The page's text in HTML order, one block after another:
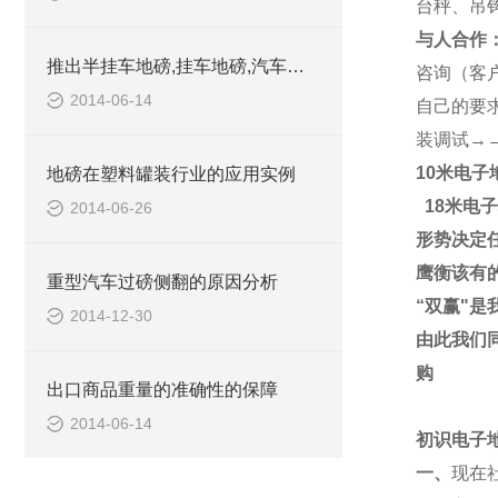
推出半挂车地磅,挂车地磅,汽车地磅,建筑工地地磅订制产品
2014-06-14
地磅在塑料罐装行业的应用实例
2014-06-26
重型汽车过磅侧翻的原因分析
2014-12-30
出口商品重量的准确性的保障
2014-06-14
台秤、吊
与人合作
咨询（客
自己的要
装调试
10米电子
18米电
形势决定
鹰衡该有
“双赢"是
由此我们
购
初识电子
一、 现在